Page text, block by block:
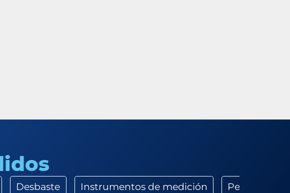
Desbaste Instrumentos de medición Perforado